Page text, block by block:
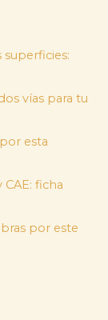
superficies:
vías para tu
esta
ficha
por este